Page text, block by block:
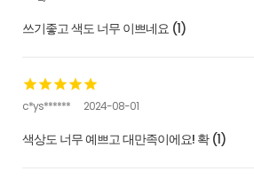
쓰기좋고 색도 너무 이쁘네요 (1)
c*ys****** 2024-08-01
색상도 너무 예쁘고 대만족이에요! 확 (1)